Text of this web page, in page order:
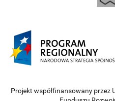
Projekt współfinansowany przez